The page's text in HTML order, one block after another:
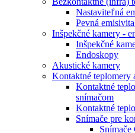
Nastaviteľná
Pevná
Inšpekčné kamery -
Inšpekčné
Endoskopy
Akustické kamery
Kontaktné teplomery
Kontaktné
snímačom
Kontaktné
Snímače pre